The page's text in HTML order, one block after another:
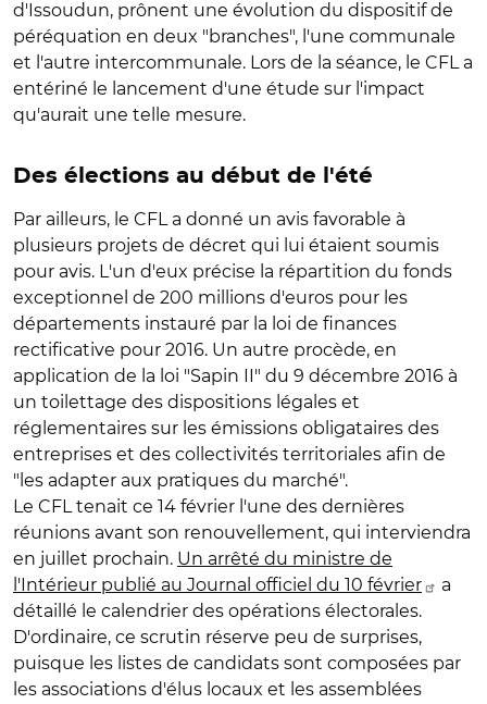
d'Issoudun, prônent une évolution du dispositif de
péréquation en deux "branches", l'une communale
et l'autre intercommunale. Lors de la séance, le CFL a
entériné le lancement d'une étude sur l'impact
qu'aurait une telle mesure.
Des élections au début de l'été
Par ailleurs, le CFL a donné un avis favorable à
plusieurs projets de décret qui lui étaient soumis
pour avis. L'un d'eux précise la répartition du fonds
exceptionnel de 200 millions d'euros pour les
départements instauré par la loi de finances
rectificative pour 2016. Un autre procède, en
application de la loi "Sapin II" du 9 décembre 2016 à
un toilettage des dispositions légales et
réglementaires sur les émissions obligataires des
entreprises et des collectivités territoriales afin de
"les adapter aux pratiques du marché".
Le CFL tenait ce 14 février l'une des dernières
réunions avant son renouvellement, qui interviendra
en juillet prochain. Un arrêté du ministre de
l'Intérieur publié au Journal officiel du 10 février
a
détaillé le calendrier des opérations électorales.
D'ordinaire, ce scrutin réserve peu de surprises,
puisque les listes de candidats sont composées par
les associations d'élus locaux et les assemblées